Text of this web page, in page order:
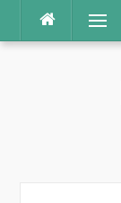
indhold
Menu